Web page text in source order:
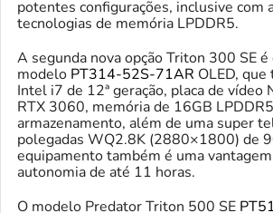
potentes configurações, inclusive com
tecnologias de memória LPDDR5.
A segunda nova opção Triton 300 SE é
modelo PT314-52S-71AR OLED,
Intel i7 de 12ª geração, placa de vídeo
RTX 3060, memória de 16GB
armazenamento, além de uma super
polegadas WQ2.8K (2880×1800) de
equipamento também é uma
autonomia de até 11 horas.
O modelo Predator Triton 500 SE